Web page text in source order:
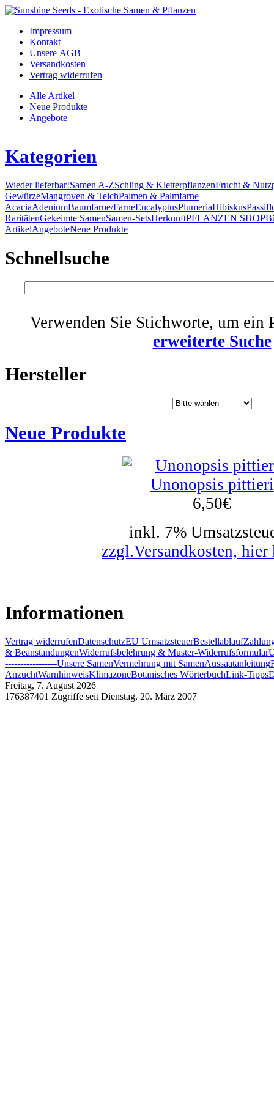
Impressum
Kontakt
Unsere AGB
Versandkosten
Vertrag widerrufen
Alle Artikel
Neue Produkte
Angebote
Kategorien
Wieder lieferbar!Samen A-ZSchling & KletterpflanzenFrucht &
GewürzeMangroven & TeichPalmen & Palmfarne
AcaciaAdeniumBaumfarne/FarneEucalyptusPlumeriaHibiskus
RaritätenGekeimte SamenSamen-SetsHerkunftPFLANZEN SHOP
ArtikelAngeboteNeue Produkte
Schnellsuche
Verwenden Sie Stichworte, um ein
erweiterte Suche
Hersteller
Neue Produkte
Unonopsis pittieri
6,50€
inkl. 7%
zzgl.Versandkosten,
Informationen
Vertrag widerrufenDatenschutzEU UmsatzsteuerBestellablauf
& BeanstandungenWiderrufsbelehrung & Muster-Widerrufsformular
-----------------Unsere SamenVermehrung mit SamenAussaatanleitung
AnzuchtWarnhinweisKlimazoneBotanisches WörterbuchLink-Tipps
Freitag, 7. August 2026
176387401 Zugriffe seit Dienstag, 20. März 2007